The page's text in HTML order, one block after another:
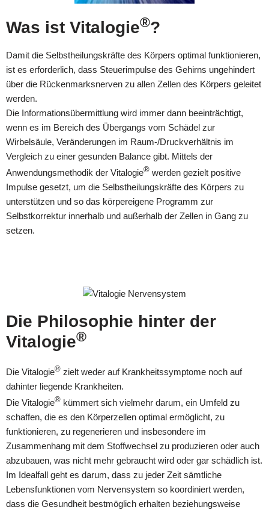
Was ist Vitalogie®?
Damit die Selbstheilungskräfte des Körpers optimal funktionieren,
ist es erforderlich, dass Steuerimpulse des Gehirns ungehindert
über die Rückenmarksnerven zu allen Zellen des Körpers geleitet
werden.
Die Informationsübermittlung wird immer dann beeinträchtigt,
wenn es im Bereich des Übergangs vom Schädel zur
Wirbelsäule, Veränderungen im Raum-/Druckverhältnis im
Vergleich zu einer gesunden Balance gibt. Mittels der
Anwendungsmethodik der Vitalogie® werden gezielt positive
Impulse gesetzt, um die Selbstheilungskräfte des Körpers zu
unterstützen und so das körpereigene Programm zur
Selbstkorrektur innerhalb und außerhalb der Zellen in Gang zu
setzen.
Die Philosophie hinter der
Vitalogie®
Die Vitalogie® zielt weder auf Krankheitssymptome noch auf
dahinter liegende Krankheiten.
Die Vitalogie® kümmert sich vielmehr darum, ein Umfeld zu
schaffen, die es den Körperzellen optimal ermöglicht, zu
funktionieren, zu regenerieren und insbesondere im
Zusammenhang mit dem Stoffwechsel zu produzieren oder auch
abzubauen, was nicht mehr gebraucht wird oder gar schädlich ist.
Im Idealfall geht es darum, dass zu jeder Zeit sämtliche
Lebensfunktionen vom Nervensystem so koordiniert werden,
dass die Gesundheit bestmöglich erhalten beziehungsweise